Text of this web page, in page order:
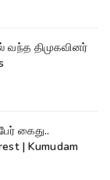
வந்த திமுகவினர்
கைது..
| Kumudam